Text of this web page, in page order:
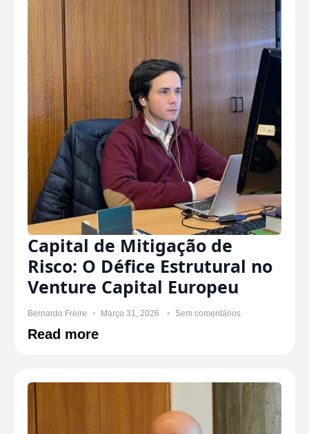
Capital de Mitigação de
Risco: O Défice Estrutural no
Venture Capital Europeu
Bernardo Freire Março 31, 2026 Sem comentários
Read more